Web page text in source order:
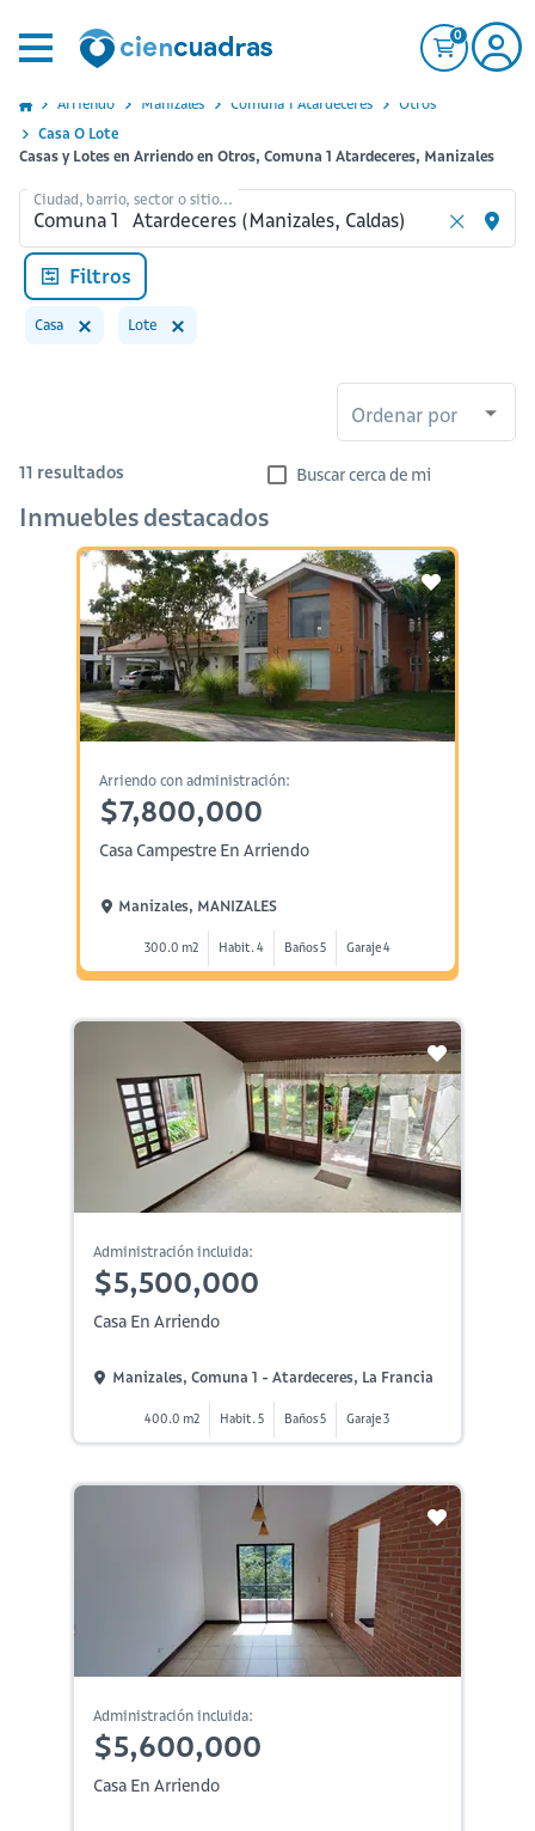
0
Arriendo Manizales Comuna 1 Atardeceres
Otros
Casa O Lote
Casas y Lotes en Arriendo en Otros, Comuna 1 Atardeceres, Manizales
Ciudad, barrio, sector o sitio...
Filtros
Casa Lote
Ordenar por
11 resultados Buscar cerca de mi
Inmuebles destacados
Arriendo con administración:
$7,800,000
Casa Campestre En Arriendo
Manizales, MANIZALES
300.0 m2 Habit. 4 Baños 5 Garaje 4
Administración incluida:
$5,500,000
Casa En Arriendo
Manizales, Comuna 1 - Atardeceres, La Francia
400.0 m2 Habit. 5 Baños 5 Garaje 3
Administración incluida:
$5,600,000
Casa En Arriendo